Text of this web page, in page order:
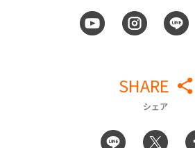
SHARE
シェア